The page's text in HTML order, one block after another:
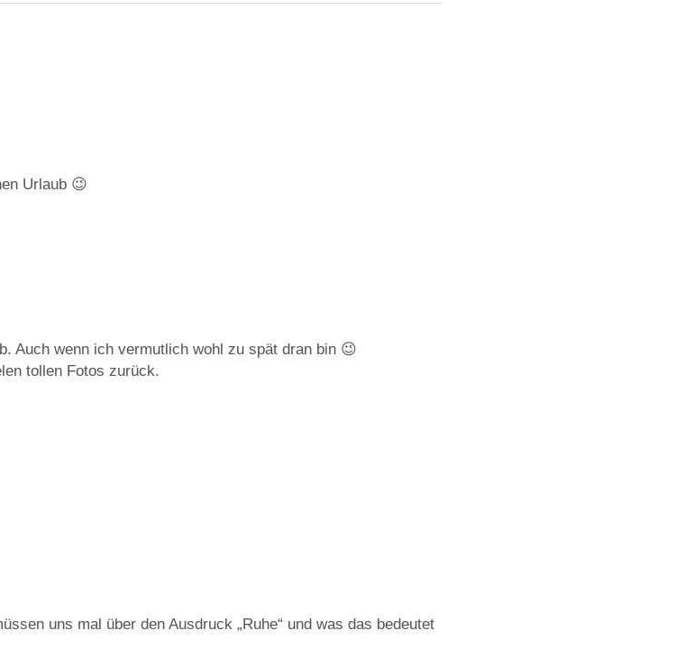
Urlaub 😉
Auch wenn ich vermutlich wohl zu spät dran bin 😉
tollen Fotos zurück.
uns mal über den Ausdruck „Ruhe“ und was das bedeutet